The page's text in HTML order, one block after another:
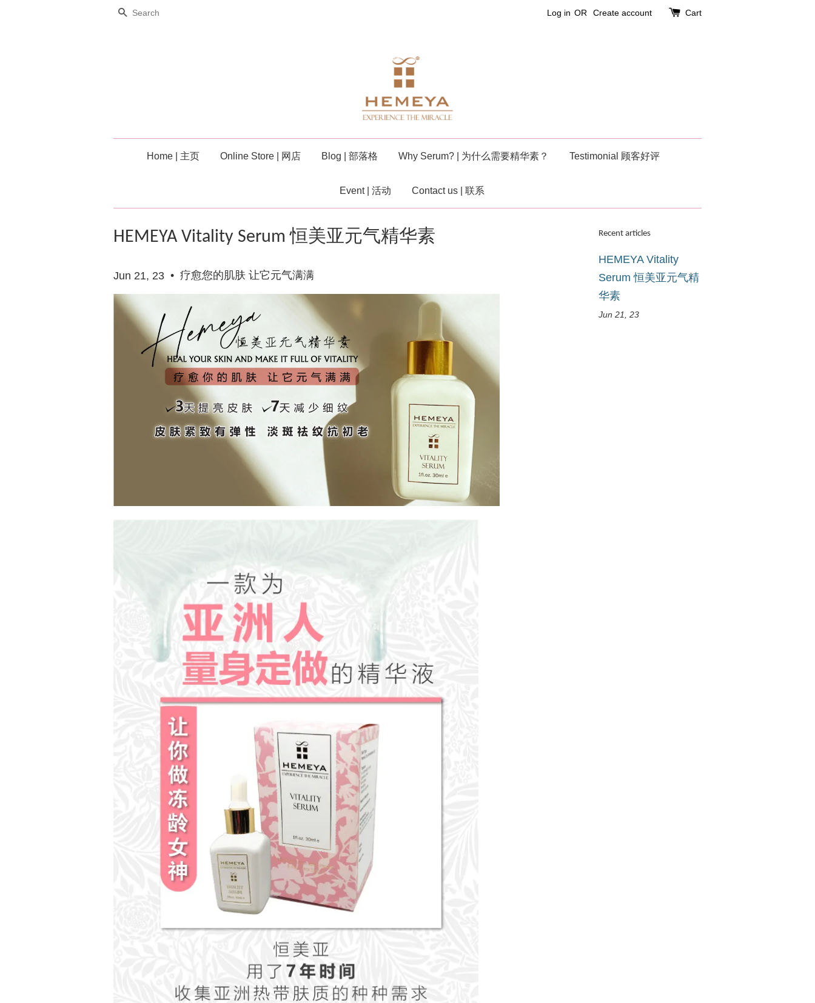
Search Log in OR Create account Cart
Home | 主页 Online Store | 网店 Blog | 部落格 Why Serum? | 为什么需要精华素？ Testimonial 顾客好评
Event | 活动 Contact us | 联系
HEMEYA Vitality Serum 恒美亚元气精华素
Jun 21, 23 • 疗愈您的肌肤 让它元气满满
Recent articles
HEMEYA Vitality
Serum 恒美亚元气精
华素
Jun 21, 23